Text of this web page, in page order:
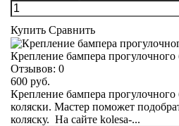
Купить Сравнить
Крепление бампера прогулочного
Отзывов: 0
600 руб.
Крепление бампера прогулочного
коляски. Мастер поможет
коляску. На сайте kolesa-...